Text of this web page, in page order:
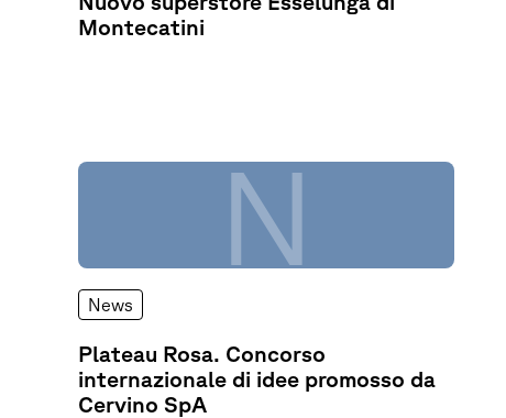
Montecatini
N
News
Plateau Rosa. Concorso
internazionale di idee promosso da
Cervino SpA